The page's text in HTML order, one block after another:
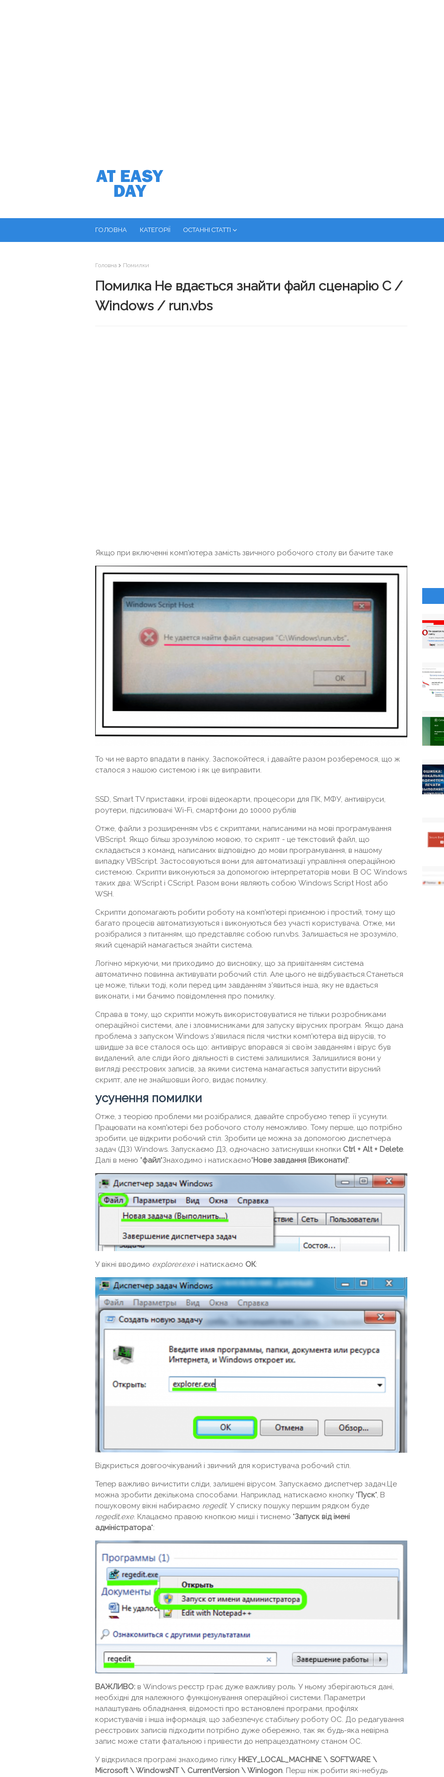
ГОЛОВНА КАТЕГОРІЇ ОСТАННІ СТАТТІ
Головна Помилки
Помилка Не вдається знайти файл сценарію C /
Windows / run.vbs
Якщо при включенні комп'ютера замість звичного робочого столу ви бачите таке
То чи не варто впадати в паніку. Заспокойтеся, і давайте разом розберемося, що ж
сталося з нашою системою і як це виправити.
SSD, Smart TV приставки, ігрові відеокарти, процесори для ПК, МФУ, антивіруси,
роутери, підсилювачі Wi-Fi, смартфони до 10000 рублів
Отже, файли з розширенням vbs є скриптами, написаними на мові програмування
VBScript. Якщо більш зрозумілою мовою, то скрипт - це текстовий файл, що
складається з команд, написаних відповідно до мови програмування, в нашому
випадку VBScript. Застосовуються вони для автоматизації управління операційною
системою. Скрипти виконуються за допомогою інтерпретаторів мови. В ОС Windows
таких два: WScript і CScript. Разом вони являють собою Windows Script Host або
WSH.
Скрипти допомагають робити роботу на комп'ютері приємною і простий, тому що
багато процесів автоматизуються і виконуються без участі користувача. Отже, ми
розібралися з питанням, що представляє собою run.vbs. Залишається не зрозуміло,
який сценарій намагається знайти система.
Логічно міркуючи, ми приходимо до висновку, що за привітанням система
автоматично повинна активувати робочий стіл. Але цього не відбувається.Станеться
це може, тільки тоді, коли перед цим завданням з'явиться інша, яку не вдається
виконати, і ми бачимо повідомлення про помилку.
Справа в тому, що скрипти можуть використовуватися не тільки розробниками
операційної системи, але і зловмисниками для запуску вірусних програм. Якщо дана
проблема з запуском Windows з'явилася після чистки комп'ютера від вірусів, то
швидше за все сталося ось що: антивірус впорався зі своїм завданням і вірус був
видалений, але сліди його діяльності в системі залишилися. Залишилися вони у
вигляді реєстрових записів, за якими система намагається запустити вірусний
скрипт, але не знайшовши його, видає помилку.
усунення помилки
Отже, з теорією проблеми ми розібралися, давайте спробуємо тепер її усунути.
Працювати на комп'ютері без робочого столу неможливо. Тому перше, що потрібно
зробити, це відкрити робочий стіл. Зробити це можна за допомогою диспетчера
задач (ДЗ) Windows. Запускаємо ДЗ, одночасно затиснувши кнопки Ctrl + Alt + Delete.
Далі в меню "файл"Знаходимо і натискаємо"Нове завдання {Виконати}".
У вікні вводимо explorer.exeі натискаємо ОК:
Відкриється довгоочікуваний і звичний для користувача робочий стіл.
Тепер важливо вичистити сліди, залишені вірусом. Запускаємо диспетчер задач.Це
можна зробити декількома способами. Наприклад, натискаємо кнопку "Пуск", В
пошуковому вікні набираємо regedit. У списку пошуку першим рядком буде
regedit.exe. Клацаємо правою кнопкою миші і тиснемо "Запуск від імені
адміністратора":
ВАЖЛИВО: в Windows реєстр грає дуже важливу роль. У ньому зберігаються дані,
необхідні для належного функціонування операційної системи. Параметри
налаштувань обладнання, відомості про встановлені програми, профілях
користувачів і інша інформація, що забезпечує стабільну роботу ОС. До редагування
реєстрових записів підходити потрібно дуже обережно, так як будь-яка невірна
запис може стати фатальною і привести до непрацездатному станом ОС.
У відкрилася програмі знаходимо гілку HKEY_LOCAL_MACHINE \ SOFTWARE \
Microsoft \ WindowsNT \ CurrentVersion \ Winlogon. Перш ніж робити які-небудь